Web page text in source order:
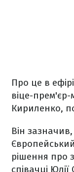
Про це в
віце-прем'єр-
Кириленко,
Він
рішення про
співачці